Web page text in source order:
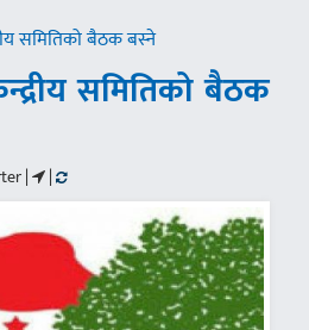
समितिको बैठक बस्ने
समितिको बैठक
| |